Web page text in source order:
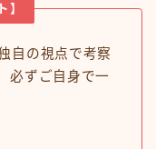
】
自の視点で考察
必ずご自身で一